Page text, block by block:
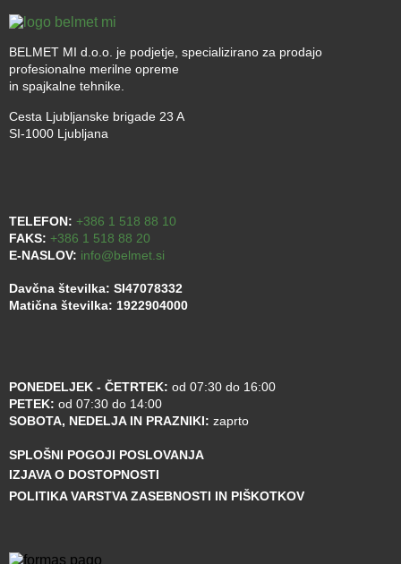
BELMET MI d.o.o. je podjetje, specializirano za prodajo
profesionalne merilne opreme
in spajkalne tehnike.
Cesta Ljubljanske brigade 23 A
SI-1000 Ljubljana
TELEFON: +386 1 518 88 10
FAKS: +386 1 518 88 20
E-NASLOV: info@belmet.si
Davčna številka: SI47078332
Matična številka: 1922904000
PONEDELJEK - ČETRTEK: od 07:30 do 16:00
PETEK: od 07:30 do 14:00
SOBOTA, NEDELJA IN PRAZNIKI: zaprto
SPLOŠNI POGOJI POSLOVANJA
IZJAVA O DOSTOPNOSTI
POLITIKA VARSTVA ZASEBNOSTI IN PIŠKOTKOV